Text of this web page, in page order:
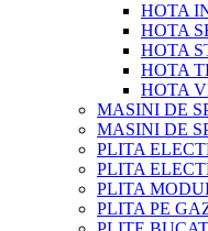
HOTA
HOTA
HOTA
HOTA
HOTA
MASINI DE
MASINI DE
PLITA
PLITA
PLITA
PLITA PE